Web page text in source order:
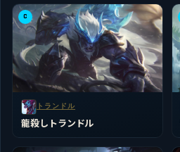
C
トランドル
龍殺しトランドル